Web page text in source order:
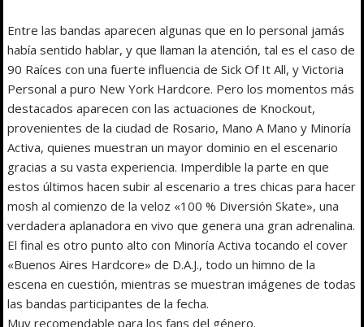
Entre las bandas aparecen algunas que en lo personal jamás
había sentido hablar, y que llaman la atención, tal es el caso de
90 Raíces con una fuerte influencia de Sick Of It All, y Victoria
Personal a puro New York Hardcore. Pero los momentos más
destacados aparecen con las actuaciones de Knockout,
provenientes de la ciudad de Rosario, Mano A Mano y Minoría
Activa, quienes muestran un mayor dominio en el escenario
gracias a su vasta experiencia. Imperdible la parte en que
estos últimos hacen subir al escenario a tres chicas para hacer
mosh al comienzo de la veloz «100 % Diversión Skate», una
verdadera aplanadora en vivo que genera una gran adrenalina.
El final es otro punto alto con Minoría Activa tocando el cover
«Buenos Aires Hardcore» de D.A.J., todo un himno de la
escena en cuestión, mientras se muestran imágenes de todas
las bandas participantes de la fecha.
Muy recomendable para los fans del género.